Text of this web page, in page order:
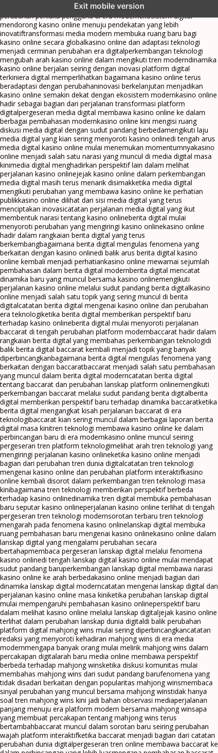
Exit mobile version
perkembangan kasino online mencerminkan
perubahan perilaku pengguna di era modernekosistem digital
mendorong kasino online menuju pendekatan yang lebih
inovatiftransformasi media modern membuka ruang baru bagi
kasino online secara globalkasino online dan adaptasi teknologi
menjadi cerminan perubahan era digitalperkembangan teknologi
mengubah arah kasino online dalam mengikuti tren moderndinamika
kasino online berjalan seiring dengan inovasi platform digital
terkiniera digital memperlihatkan bagaimana kasino online terus
beradaptasi dengan perubahaninovasi berkelanjutan menjadikan
kasino online semakin dekat dengan ekosistem modernkasino online
hadir sebagai bagian dari perjalanan transformasi platform
digitalpergeseran media digital membawa kasino online ke dalam
berbagai pembahasan modernkasino online kini mengisi ruang
diskusi media digital dengan sudut pandang berbedamengikuti laju
media digital yang kian sering menyoroti kasino onlinedi tengah arus
media digital kasino online mulai menemukan momentumnyakasino
online menjadi salah satu narasi yang muncul di media digital masa
kinimedia digital menghadirkan perspektif lain dalam melihat
perjalanan kasino onlinejejak kasino online dalam perkembangan
media digital masih terus menarik disimakketika media digital
mengikuti perubahan yang membawa kasino online ke perhatian
publikkasino online dilihat dari sisi media digital yang terus
menciptakan inovasicatatan perjalanan media digital yang ikut
membentuk narasi tentang kasino onlineberita digital mulai
menyoroti perubahan yang mengiringi kasino onlinekasino online
hadir dalam rangkaian berita digital yang terus
berkembangbagaimana berita digital mengulas fenomena yang
berkaitan dengan kasino onlinedi balik arus berita digital kasino
online kembali menjadi perhatiankasino online mewarnai sejumlah
pembahasan dalam berita digital modernberita digital mencatat
dinamika baru yang muncul bersama kasino onlinemengikuti
perjalanan kasino online melalui sudut pandang berita digitalkasino
online menjadi salah satu topik yang sering muncul di berita
digitalcatatan berita digital mengenai kasino online dan perubahan
era teknologiketika berita digital memberikan perspektif baru
terhadap kasino onlineberita digital mulai menyoroti perjalanan
baccarat di tengah perubahan platform modernbaccarat hadir dalam
rangkaian berita digital yang membahas perkembangan teknologidi
balik berita digital baccarat kembali menjadi topik yang banyak
diperbincangkanbagaimana berita digital mengulas fenomena yang
berkaitan dengan baccaratbaccarat menjadi salah satu pembahasan
yang muncul dalam berita digital moderncatatan berita digital
tentang baccarat dan perubahan lanskap platform onlinemengikuti
perkembangan baccarat melalui sudut pandang berita digitalberita
digital memberikan perspektif baru terhadap dinamika baccaratketika
berita digital mengangkat kisah perjalanan baccarat di era
teknologibaccarat kian sering muncul dalam berbagai laporan berita
digital masa kinitren teknologi membawa kasino online ke dalam
perbincangan baru di era modernkasino online muncul seiring
pergeseran tren platform teknologimelihat arah tren teknologi yang
mengiringi perjalanan kasino onlineketika kasino online menjadi
bagian dari perubahan tren dunia digitalcatatan tren teknologi
mengenai kasino online dan perubahan platform interaktifkasino
online kembali disorot dalam perkembangan tren teknologi masa
kinibagaimana tren teknologi memberikan perspektif berbeda
terhadap kasino onlinedinamika tren digital membuka pembahasan
baru seputar kasino onlineperjalanan kasino online terlihat di tengah
pergeseran tren teknologi modernsorotan terbaru tren teknologi
mengarah pada fenomena kasino onlinelanskap digital membuka
ruang pembahasan baru mengenai kasino onlinekasino online dalam
lanskap digital yang mengalami perubahan secara
bertahapmembaca pergeseran lanskap digital melalui fenomena
kasino onlinedi tengah lanskap digital kasino online mulai mendapat
sudut pandang baruperkembangan lanskap digital membawa narasi
kasino online ke arah berbedakasino online menjadi bagian dari
dinamika lanskap digital moderncatatan mengenai lanskap digital dan
perjalanan kasino online masa kiniketika perubahan lanskap digital
mulai mempengaruhi pembahasan kasino onlineperspektif baru
dalam melihat kasino online melalui lanskap digitaljejak kasino online
terlihat dalam perubahan lanskap dunia digitaldi balik perubahan
platform digital mahjong wins mulai sering diperbincangkancatatan
redaksi yang menyoroti kehadiran mahjong wins di era media
modernmengapa banyak orang mulai melirik mahjong wins dalam
percakapan digitalarah baru media online membawa perspektif
berbeda terhadap mahjong winsketika diskusi komunitas mulai
membahas mahjong wins dari sudut pandang barufenomena yang
tidak disadari berkaitan dengan popularitas mahjong winsmembaca
sinyal perubahan yang muncul bersama mahjong winstidak hanya
soal tren mahjong wins kini jadi bahan observasi mediaperjalanan
panjang menuju era platform modern bersama mahjong winsapa
yang membuat percakapan tentang mahjong wins terus
bertambahbaccarat muncul dalam sorotan baru seiring perubahan
wajah platform interaktifketika baccarat menjadi bagian dari catatan
perubahan dunia digitalpergeseran tren online membawa baccarat ke